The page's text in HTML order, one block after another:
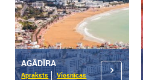
AGĀDĪRA
Apraksts Viesnīcas